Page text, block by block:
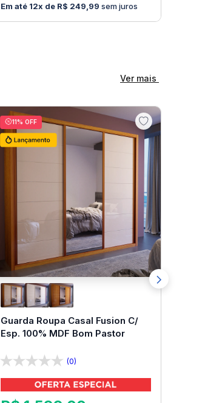
12 R$ 249 99 sem juros
Ver mais
11% OFF
Guarda Roupa Casal Fusion C/
Esp. 100% MDF Bom Pastor
(0)